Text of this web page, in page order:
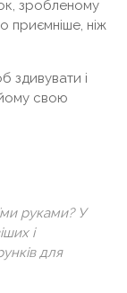
зробленому
приємніше, ніж
здивувати і
свою
руками? У
і
для